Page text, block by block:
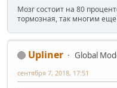
Мозг состоит на 80
тормозная, так многим
Upliner
Global
сентября 7, 2018, 17:51